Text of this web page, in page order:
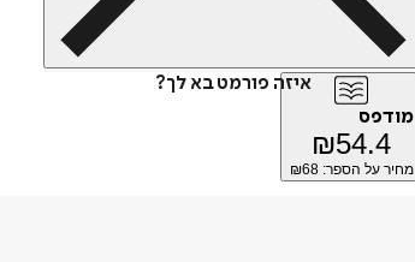
איזה פורמט בא לך?
מודפס
₪54.4
מחיר על הספר: ₪68